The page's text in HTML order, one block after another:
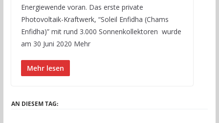
Energiewende voran. Das erste private
Photovoltaik-Kraftwerk, “Soleil Enfidha (Chams
Enfidha)” mit rund 3.000 Sonnenkollektoren wurde
am 30 Juni 2020 Mehr
Mehr lesen
AN DIESEM TAG: